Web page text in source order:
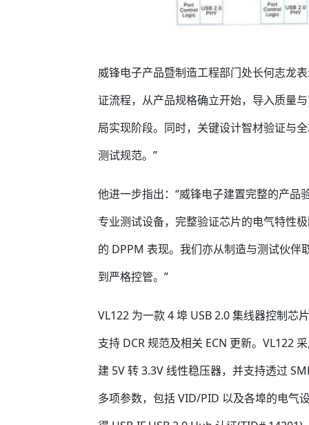
威锋电子产品暨制造工程部门处长何志龙
证流程，从产品规格确立开始，导入质量
局实现阶段。同时，关键设计智材验证与
测试规范。”
他进一步指出：“威锋电子建置完整的产
专业测试设备，完整验证芯片的电气特性
的 DPPM 表现。我们亦从制造与测试伙
到严格控管。”
VL122 为一款 4 埠 USB 2.0 集线器控制芯
支持 DCR 规范及相关 ECN 更新。VL122
建 5V 转 3.3V 线性稳压器，并支持透过
多项参数，包括 VID/PID 以及各埠的电气